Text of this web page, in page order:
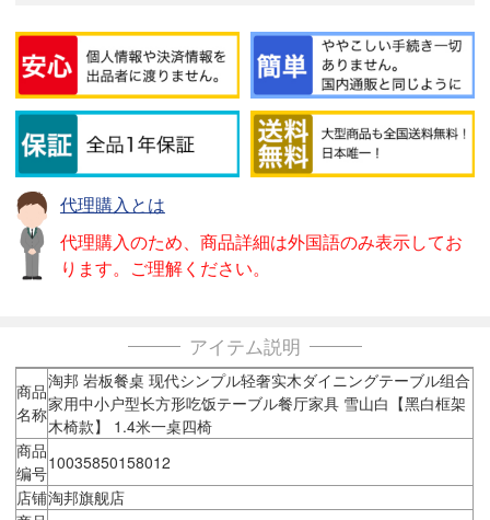
代理購入とは
代理購入のため、商品詳細は外国語のみ表示してお
ります。ご理解ください。
アイテム説明
商品
名称
淘邦 岩板餐桌 现代シンプル轻奢实木ダイニングテーブル组合
家用中小户型长方形吃饭テーブル餐厅家具 雪山白【黑白框架
木椅款】 1.4米一桌四椅
商品
编号10035850158012
店铺淘邦旗舰店